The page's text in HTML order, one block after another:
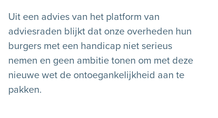
Uit een advies van het platform van
adviesraden blijkt dat onze overheden hun
burgers met een handicap niet serieus
nemen en geen ambitie tonen om met deze
nieuwe wet de ontoegankelijkheid aan te
pakken.